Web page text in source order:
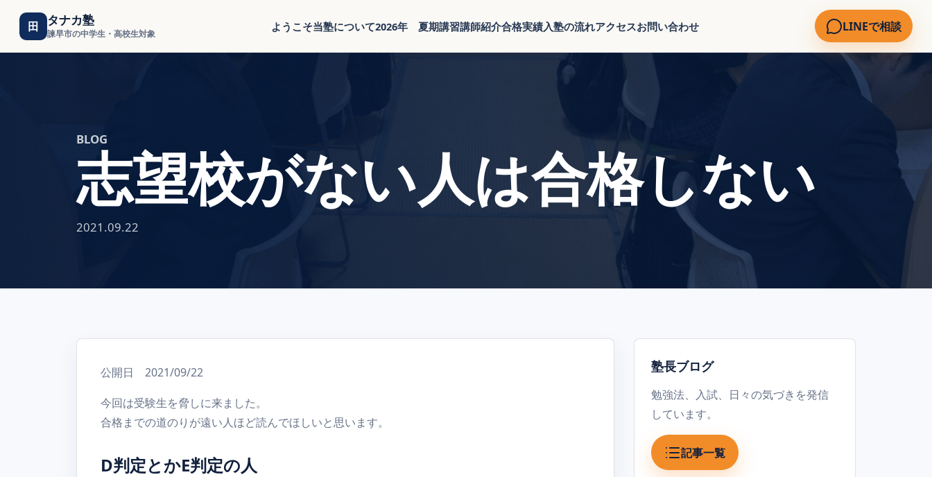
田 タナカ塾
諫早市の中学生・高校生対象
ようこそ当塾について2026年 夏期講習講師紹介合格実績入塾の流れアクセスお問い合わせ LINEで相談
BLOG
志望校がない人は合格しない
2021.09.22
公開日 2021/09/22
今回は受験生を脅しに来ました。
合格までの道のりが遠い人ほど読んでほしいと思います。
D判定とかE判定の人
塾長ブログ
勉強法、入試、日々の気づきを発信
しています。
記事一覧